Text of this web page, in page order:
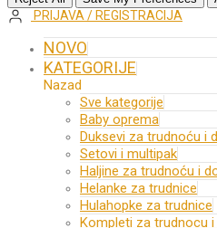
PRIJAVA / REGISTRACIJA
NOVO
KATEGORIJE
Nazad
Sve kategorije
Baby oprema
Duksevi za trudnoću i
Setovi i multipak
Haljine za trudnoću i
Helanke za trudnice
Hulahopke za trudnice
Kompleti za trudnocu i